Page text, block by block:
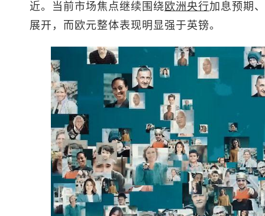
近。当前市场焦点继续围绕欧洲央行加息预期
展开，而欧元整体表现明显强于英镑。